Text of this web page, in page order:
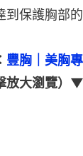
到保護胸部
豐胸｜美胸
擊放大瀏覽